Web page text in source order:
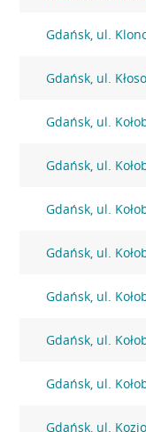
Gdańsk, ul.
Gdańsk, ul.
Gdańsk, ul.
Gdańsk, ul.
Gdańsk, ul.
Gdańsk, ul.
Gdańsk, ul.
Gdańsk, ul.
Gdańsk, ul.
Gdańsk, ul.